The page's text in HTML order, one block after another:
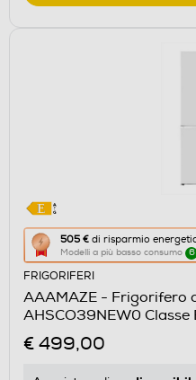
505 € di risparmio
Modelli a più basso consumo 6
Questa
azione
aprirà
il
Calcolatore
di
FRIGORIFERI
AAAMAZE - Frigorifero
AHSCO39NEW0
€ 499,00